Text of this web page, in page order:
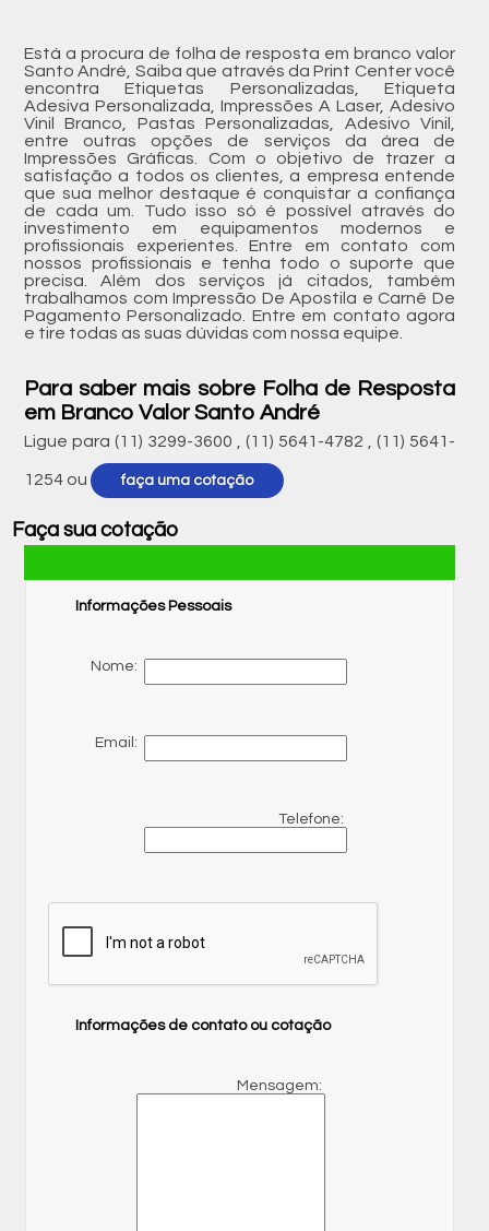
Está a procura de folha de resposta em branco valor
Santo André, Saiba que através da Print Center você
encontra Etiquetas Personalizadas, Etiqueta
Adesiva Personalizada, Impressões A Laser, Adesivo
Vinil Branco, Pastas Personalizadas, Adesivo Vinil,
entre outras opções de serviços da área de
Impressões Gráficas. Com o objetivo de trazer a
satisfação a todos os clientes, a empresa entende
que sua melhor destaque é conquistar a confiança
de cada um. Tudo isso só é possível através do
investimento em equipamentos modernos e
profissionais experientes. Entre em contato com
nossos profissionais e tenha todo o suporte que
precisa. Além dos serviços já citados, também
trabalhamos com Impressão De Apostila e Carnê De
Pagamento Personalizado. Entre em contato agora
e tire todas as suas dúvidas com nossa equipe.
Para saber mais sobre Folha de Resposta
em Branco Valor Santo André
Ligue para (11) 3299-3600 ,(11) 5641-4782 ,(11) 5641-
1254 ou faça uma cotação
Faça sua cotação
Informações Pessoais
Nome:
Email:
Telefone:
Informações de contato ou cotação
Mensagem: